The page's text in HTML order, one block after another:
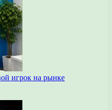
игрок на рынке